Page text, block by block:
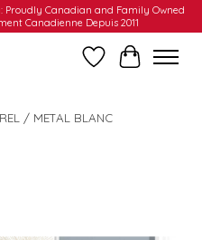
Proudly Canadian and Family Owned
Canadienne Depuis 2011
Liste dePanier
/ METAL BLANC